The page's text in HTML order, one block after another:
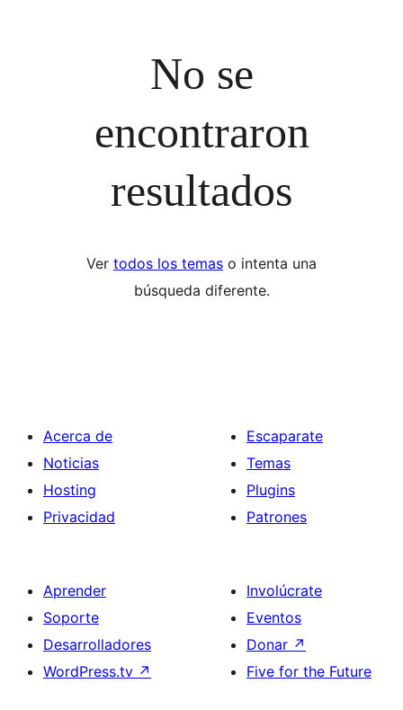
No se
encontraron
resultados
Ver todos los temas o intenta una
búsqueda diferente.
Acerca de
Noticias
Hosting
Privacidad
Escaparate
Temas
Plugins
Patrones
Aprender
Soporte
Desarrolladores
WordPress.tv ↗
Involúcrate
Eventos
Donar ↗
Five for the Future